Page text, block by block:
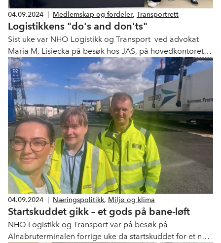
04.09.2024 Medlemskap og fordeler, Transportrett
Logistikkens "do's and don'ts"
Sist uke var NHO Logistikk og Transport ved advokat
Maria M. Lisiecka på besøk hos JAS, på hovedkontoret i
Bergen. Her møtte hun de ansatte for en løs prat om
logistikkens "do's and don'ts".
04.09.2024 Næringspolitikk, Miljø og klima
Startskuddet gikk – et gods på bane-løft
NHO Logistikk og Transport var på besøk på
Alnabruterminalen forrige uke da startskuddet for et nytt